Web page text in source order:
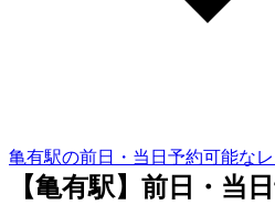
亀有駅の前日・当日予約可能な
【亀有駅】前日・当